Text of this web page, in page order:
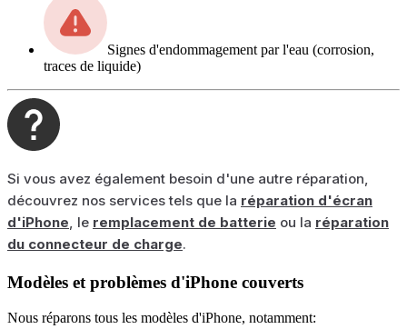
Signes d'endommagement par l'eau (corrosion,
traces de liquide)
Si vous avez également besoin d'une autre réparation,
découvrez nos services tels que la réparation d'écran
d'iPhone, le remplacement de batterie ou la réparation
du connecteur de charge.
Modèles et problèmes d'iPhone couverts
Nous réparons tous les modèles d'iPhone, notamment: